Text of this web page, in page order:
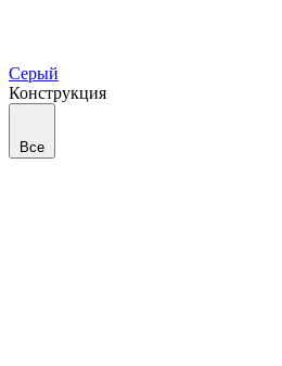
Серый
Конструкция
Все